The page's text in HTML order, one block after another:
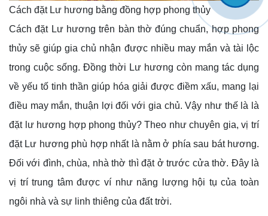
Cách đặt Lư hương bằng đồng hợp phong thủy
Cách đặt Lư hương trên bàn thờ đúng chuẩn, hợp phong
thủy sẽ giúp gia chủ nhận được nhiều may mắn và tài lộc
trong cuộc sống. Đồng thời Lư hương còn mang tác dụng
về yếu tố tinh thần giúp hóa giải được điềm xấu, mang lại
điều may mắn, thuận lợi đối với gia chủ. Vậy như thế là là
đặt lư hương hợp phong thủy? Theo như chuyên gia, vị trí
đặt Lư hương phù hợp nhất là nằm ở phía sau bát hương.
Đối với đình, chùa, nhà thờ thì đặt ở trước cửa thờ. Đây là
vị trí trung tâm được ví như năng lượng hội tụ của toàn
ngôi nhà và sự linh thiêng của đất trời.